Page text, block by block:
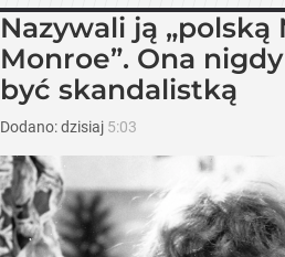
Nazywali ją „polską
Monroe”. Ona
być skandalistką
Dodano:dzisiaj 5:03